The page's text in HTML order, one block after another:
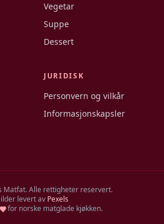
Vegetar
Suppe
Dessert
JURIDISK
Personvern og vilkår
Informasjonskapsler
Matfat. Alle rettigheter reservert.
levert av Pexels
for norske matglade kjøkken.